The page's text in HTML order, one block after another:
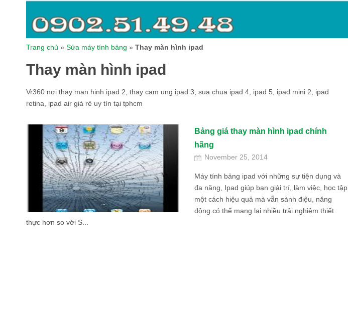
Trang chủ » Sửa máy tính bảng » Thay màn hình ipad
Thay màn hình ipad
Vr360 nơi thay man hinh ipad 2, thay cam ung ipad 3, sua chua ipad 4, ipad 5, ipad mini 2, ipad
retina, ipad air giá rẻ uy tín tại tphcm
Bảng giá thay màn hình ipad chính
hãng
November 25, 2014
Máy tính bảng ipad với những sự tiện dụng và
đa năng, Ipad giúp bạn giải trí, làm việc, học tập
một cách hiệu quả mà vẫn sành điệu, năng
động.có thể mang lại nhiều trải nghiệm thiết
thực hơn so với S...